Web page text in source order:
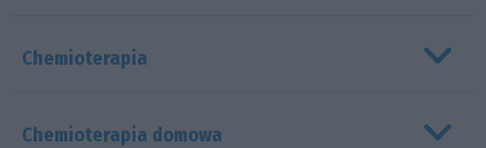
Chemioterapia
Chemioterapia domowa